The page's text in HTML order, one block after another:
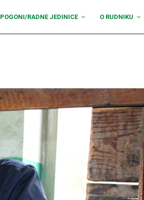
POGONI/RADNE JEDINICE O RUDNIKU